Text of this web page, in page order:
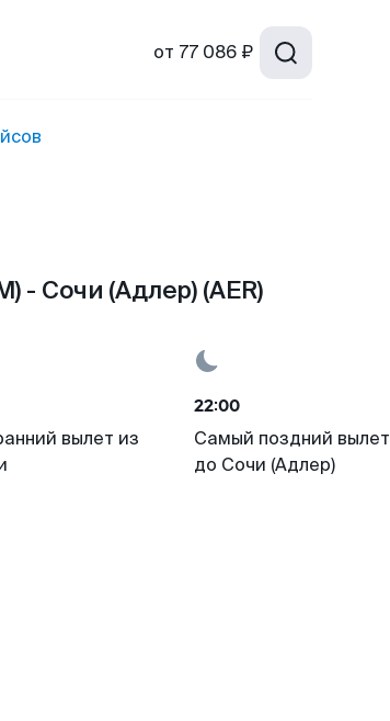
от 77 086 ₽
- Сочи (Адлер) (AER)
вылет из
22:00
Самый поздний вылет
до Сочи (Адлер)